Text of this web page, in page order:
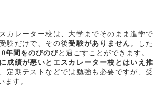
カレーター校は、大学までそのまま進学で
験だけで、その後受験がありません。した
年間をのびのびと過ごすことができます。
成績が悪いとエスカレーター校とはいえ推
定期テストなどでは勉強も必要ですが、受
ます。